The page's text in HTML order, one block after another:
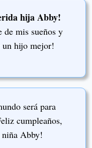
hija Abby!
de mis sueños y
un hijo mejor!
será para
cumpleaños,
niña Abby!